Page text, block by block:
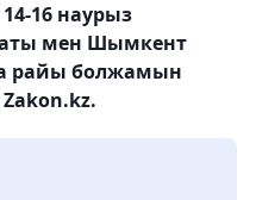
16 наурыз
мен Шымкент
райы болжамын